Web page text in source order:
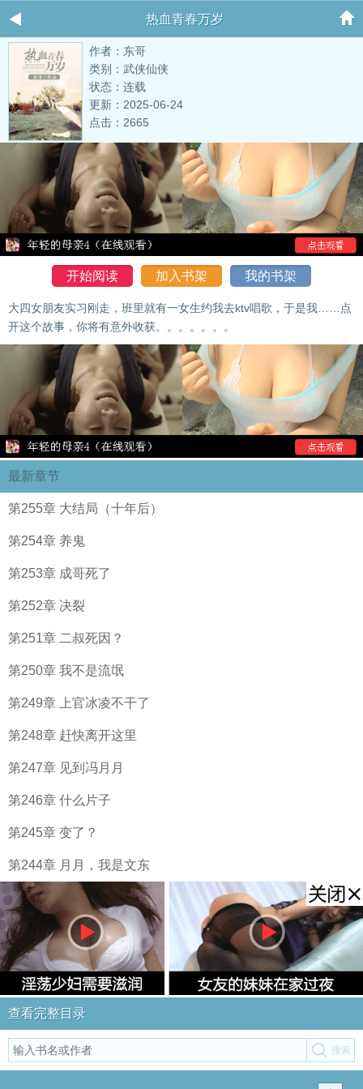
热血青春万岁
作者：东哥
类别：武侠仙侠
状态：连载
更新：2025-06-24
点击：2665
开始阅读 加入书架 我的书架
大四女朋友实习刚走，班里就有一女生约我去ktv唱歌，于是我……点
开这个故事，你将有意外收获。。。。。。。
最新章节
第255章 大结局（十年后）
第254章 养鬼
第253章 成哥死了
第252章 决裂
第251章 二叔死因？
第250章 我不是流氓
第249章 上官冰凌不干了
第248章 赶快离开这里
第247章 见到冯月月
第246章 什么片子
第245章 变了？
第244章 月月，我是文东
查看完整目录